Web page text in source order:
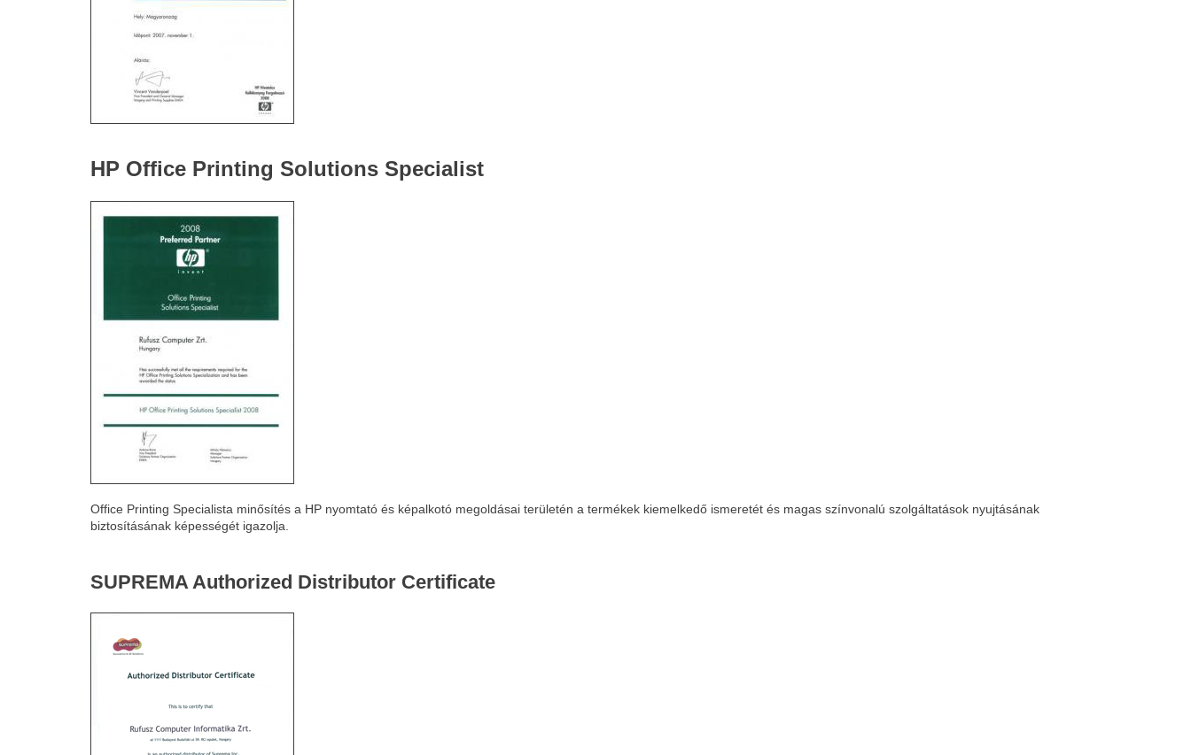
HP Office Printing Solutions Specialist
Office Printing Specialista minősítés a HP nyomtató és képalkotó megoldásai területén a termékek kiemelkedő ismeretét és magas színvonalú szolgáltatások nyujtásának
biztosításának képességét igazolja.
SUPREMA Authorized Distributor Certificate